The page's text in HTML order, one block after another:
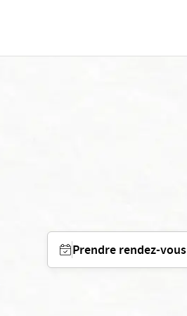
Prendre rendez-vous